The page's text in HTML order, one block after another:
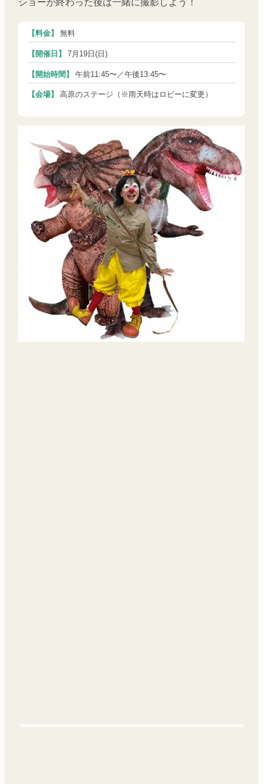
ショーが終わった後は一緒に撮影しよう！
【料金】 無料
【開催日】 7月19日(日)
【開始時間】 午前11:45〜／午後13:45〜
【会場】 高原のステージ（※雨天時はロビーに変更）